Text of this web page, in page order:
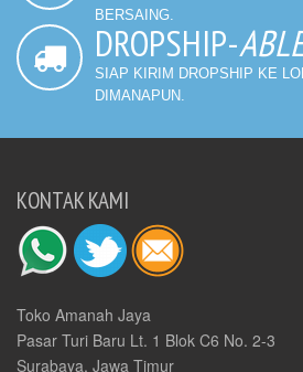
BERSAING.
DROPSHIP-
SIAP KIRIM DROPSHIP KE
DIMANAPUN.
KONTAK KAMI
Toko Amanah Jaya
Pasar Turi Baru Lt. 1 Blok C6 No. 2-3
Surabaya, Jawa Timur